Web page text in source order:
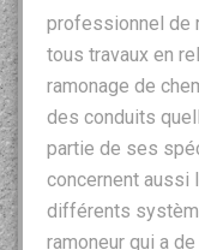
professionnel de
tous travaux en
ramonage de
des conduits
partie de ses
concernent aussi
différents
ramoneur qui a